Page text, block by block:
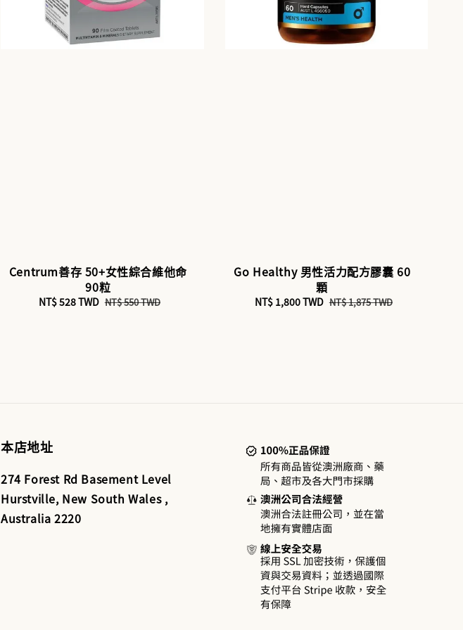
Centrum善存 50+女性綜合維他命
90粒
Sale
NT$ 528 TWD Regular
NT$ 550 TWD
Go Healthy 男性活力配方膠囊 60
顆
Sale
NT$ 1,800 TWD Regular
NT$ 1,875 TWD
本店地址
274 Forest Rd Basement Level
Hurstville, New South Wales ,
Australia 2220